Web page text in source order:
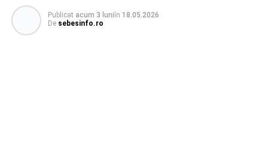
Publicat acum 3 luniîn 18.05.2026
De sebesinfo.ro